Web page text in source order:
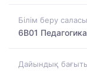
Білім беру саласы
6B01
Дайындық